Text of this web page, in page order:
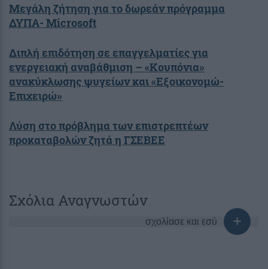
Μεγάλη ζήτηση για το δωρεάν πρόγραμμα
ΔΥΠΑ- Microsoft
Διπλή επιδότηση σε επαγγελματίες για
ενεργειακή αναβάθμιση – «Κουπόνια»
ανακύκλωσης ψυγείων και «Εξοικονομώ-
Επιχειρώ»
Λύση στο πρόβλημα των επιστρεπτέων
προκαταβολών ζητά η ΓΣΕΒΕΕ
Σχόλια Αναγνωστών
σχολίασε και εσύ